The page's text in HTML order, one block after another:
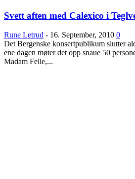
Svett aften med Calexico i
Rune Letrud - 16. September, 2010 0
Det Bergenske konsertpublikum slutter
ene dagen møter det opp snaue 50
Madam Felle,...